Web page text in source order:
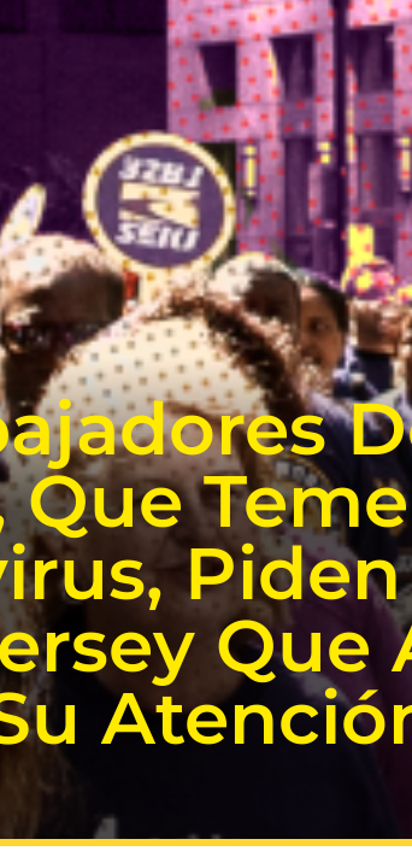
Que
Que